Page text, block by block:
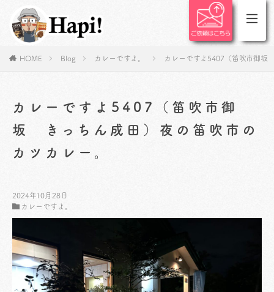
HOME Blog カレーですよ。 カレーですよ5407（笛吹市御坂
カレーですよ5407（笛吹市御
坂 きっちん成田）夜の笛吹市の
カツカレー。
2024年10月28日
カレーですよ。